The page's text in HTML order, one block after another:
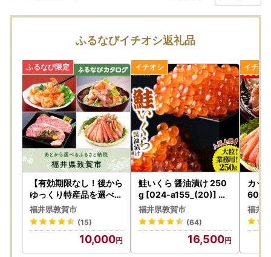
==========================================
==================
年末年始のご案内
日頃より敦賀市へご支援を賜り誠にありがとうございます。
誠に恐れ入りますが、下記の期間は年末年始休業とさせてい
ただきます。
【休業期間】
2025年12月27日（土）～2026年1月4日（日）
※年始受付開始：1月5日（月）9:00～
期間中および営業再開直後は非常に多くのお問い合わせが予
想されるため、ご返信までに数日お時間を頂戴する場合がご
ざいます。また、お電話につきましても混み合い、つながり
にくい状況の可能性がございます。
何卒ご理解とご了承を賜りますようお願い申し上げます。
【2025年の寄附として取り扱える期日について】
ふるなびイチオシ返礼品
【有効期限なし！後から
ゆっくり特産品を選べる
】福井県敦賀市カタログ
ポイント
福井県敦賀市
(15)
10,000
鮭いくら 醤油漬け 250
g [024-a155_(20)] い
くら
福井県敦賀市
(64)
16,500
カッ
カニ
福井